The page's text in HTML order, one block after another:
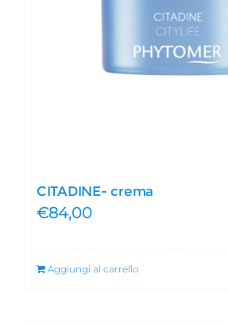
CITADINE- crema
€84,00
Aggiungi al carrello